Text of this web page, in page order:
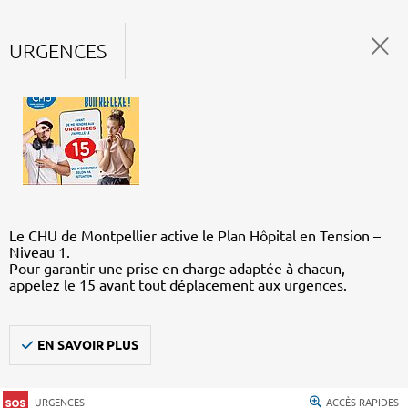
URGENCES
Le CHU de Montpellier active le Plan Hôpital en Tension –
Niveau 1.
Pour garantir une prise en charge adaptée à chacun,
appelez le 15 avant tout déplacement aux urgences.
EN SAVOIR PLUS
URGENCES ACCÈS RAPIDES